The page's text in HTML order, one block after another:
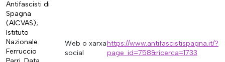
Antifascisti di
Spagna
(AICVAS);
Istituto
Nazionale
Ferruccio
Web o xarxa
social
https://www.antifascistispagna.it/?
page_id=758&ricerca=1733